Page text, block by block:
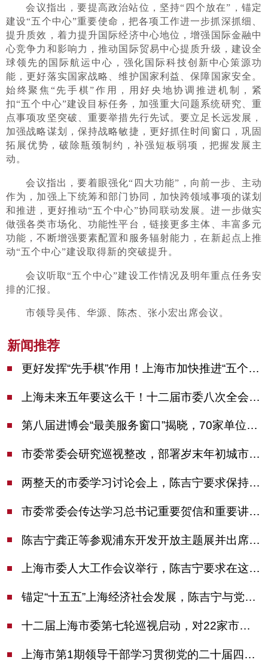
会议指出，要提高政治站位，坚持“四个放在”，锚定
建设“五个中心”重要使命，把各项工作进一步抓深抓细、
提升质效，着力提升国际经济中心地位，增强国际金融中
心竞争力和影响力，推动国际贸易中心提质升级，建设全
球领先的国际航运中心，强化国际科技创新中心策源功
能，更好落实国家战略、维护国家利益、保障国家安全。
始终聚焦“先手棋”作用，用好央地协调推进机制，紧
扣“五个中心”建设目标任务，加强重大问题系统研究、重
点事项攻坚突破、重要举措先行先试。要立足长远发展，
加强战略谋划，保持战略敏捷，更好抓住时间窗口，巩固
拓展优势，破除瓶颈制约，补强短板弱项，把握发展主
动。
会议指出，要着眼强化“四大功能”，向前一步、主动
作为，加强上下统筹和部门协同，加快跨领域事项的谋划
和推进，更好推动“五个中心”协同联动发展。进一步做实
做强各类市场化、功能性平台，链接更多主体、丰富多元
功能，不断增强要素配置和服务辐射能力，在新起点上推
动“五个中心”建设取得新的突破提升。
会议听取“五个中心”建设工作情况及明年重点任务安
排的汇报。
市领导吴伟、华源、陈杰、张小宏出席会议。
新闻推荐
更好发挥“先手棋”作用！上海市加快推进“五个中心”建设领导小组会议举行
上海未来五年要这么干！十二届市委八次全会审议通过上海“十五五”规划建议
第八届进博会“最美服务窗口”揭晓，70家单位诠释“上海服务”温度
市委常委会研究巡视整改，部署岁末年初城市安全工作
两整天的市委学习讨论会上，陈吉宁要求保持战略定力始终坚定信心善于科学应对
市委常委会传达学习总书记重要贺信和重要讲话精神，研究党建引领物业治理等工作
陈吉宁龚正等参观浦东开发开放主题展并出席座谈会
上海市委人大工作会议举行，陈吉宁要求在这些方面更加奋发有为
锚定“十五五”上海经济社会发展，陈吉宁与党外人士专题协商座谈
十二届上海市委第七轮巡视启动，对22家市管单位开展常规巡视
上海市第1期领导干部学习贯彻党的二十届四中全会精神专题研讨班开班，陈吉宁作专题报告